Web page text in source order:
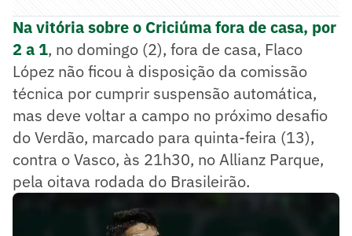
Na vitória sobre o Criciúma fora de casa, por
2 a 1, no domingo (2), fora de casa, Flaco
López não ficou à disposição da comissão
técnica por cumprir suspensão automática,
mas deve voltar a campo no próximo desafio
do Verdão, marcado para quinta-feira (13),
contra o Vasco, às 21h30, no Allianz Parque,
pela oitava rodada do Brasileirão.